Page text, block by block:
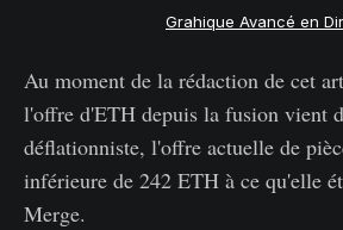
Grahique Avancé en
Au moment de la rédaction de cet
l'offre d'ETH depuis la fusion vient
déflationniste, l'offre actuelle de
inférieure de 242 ETH à ce qu'elle
Merge.